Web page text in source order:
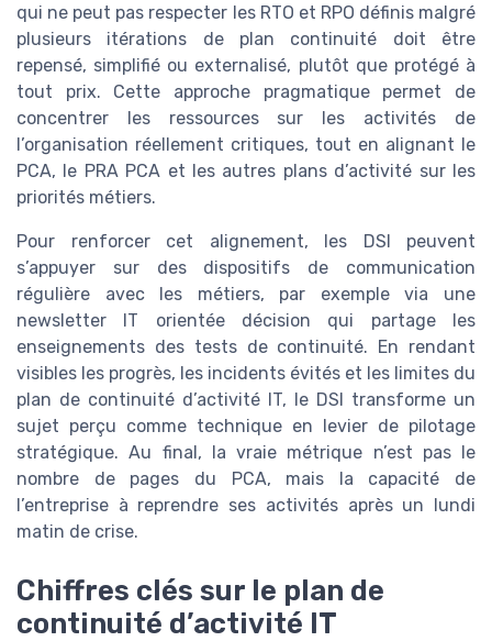
qui ne peut pas respecter les RTO et RPO définis malgré
plusieurs itérations de plan continuité doit être
repensé, simplifié ou externalisé, plutôt que protégé à
tout prix. Cette approche pragmatique permet de
concentrer les ressources sur les activités de
l’organisation réellement critiques, tout en alignant le
PCA, le PRA PCA et les autres plans d’activité sur les
priorités métiers.
Pour renforcer cet alignement, les DSI peuvent
s’appuyer sur des dispositifs de communication
régulière avec les métiers, par exemple via une
newsletter IT orientée décision qui partage les
enseignements des tests de continuité. En rendant
visibles les progrès, les incidents évités et les limites du
plan de continuité d’activité IT, le DSI transforme un
sujet perçu comme technique en levier de pilotage
stratégique. Au final, la vraie métrique n’est pas le
nombre de pages du PCA, mais la capacité de
l’entreprise à reprendre ses activités après un lundi
matin de crise.
Chiffres clés sur le plan de
continuité d’activité IT